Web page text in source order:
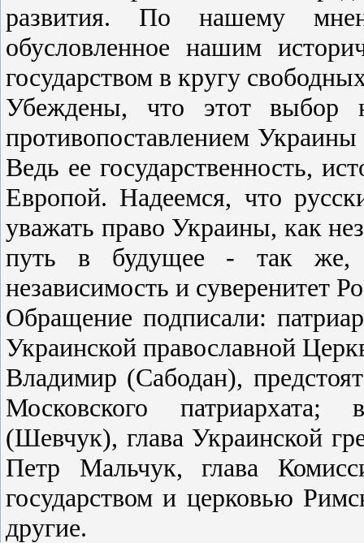
развития. По нашему
обусловленное нашим
государством в кругу
Убеждены, что этот выбор
противопоставлением
Ведь ее государственность,
Европой. Надеемся, что
уважать право Украины, как
путь в будущее - так же,
независимость и суверенитет
Обращение подписали:
Украинской православной
Владимир (Сабодан),
Московского патриархата;
(Шевчук), глава Украинской
Петр Мальчук, глава
государством и церковью
другие.